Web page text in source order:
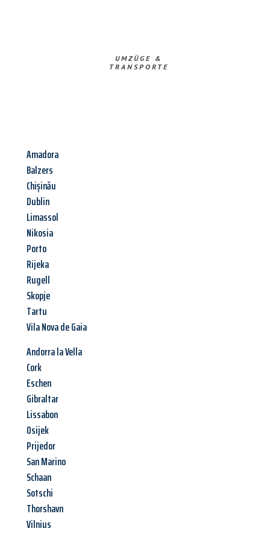
UMZÜGE &
TRANSPORTE
Amadora
Balzers
Chișinău
Dublin
Limassol
Nikosia
Porto
Rijeka
Rugell
Skopje
Tartu
Vila Nova de Gaia
Andorra la Vella
Cork
Eschen
Gibraltar
Lissabon
Osijek
Prijedor
San Marino
Schaan
Sotschi
Thorshavn
Vilnius